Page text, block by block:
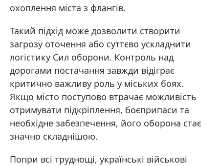
охоплення міста з флангів.
Такий підхід може дозволити створити
загрозу оточення або суттєво ускладнити
логістику Сил оборони. Контроль над
дорогами постачання завжди відіграє
критично важливу роль у міських боях.
Якщо місто поступово втрачає можливість
отримувати підкріплення, боєприпаси та
необхідне забезпечення, його оборона стає
значно складнішою.
Попри всі труднощі, українські військові